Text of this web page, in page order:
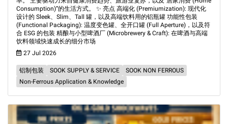
Consumption)”的生活方式。 ✨ 亮点 高端化 (Premiumization): 现代化
设计的 Sleek、Slim、Tall 罐，以及高端饮料用的铝瓶罐 功能性包装
(Functional Packaging): 温度变色罐、全开口罐 (Full Aperture)，以及符
合 ESG 的包装 精酿与小型啤酒厂 (Microbrewery & Craft): 在啤酒与高端
饮料领域快速成长的细分市场
27 Jul 2026
铝制包装 SOOK SUPPLY & SERVICE
SOOK NON FERROUS
Non-Ferrous Application & Knowledge